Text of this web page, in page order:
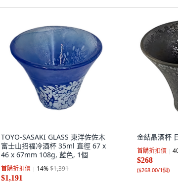
TOYO-SASAKI GLASS 東洋佐佐木
富士山招福冷酒杯 35ml 直徑 67 x
46 x 67mm 108g, 藍色, 1個
首購折扣價 14%$1,391
$1,191
金結晶酒杯
首購折扣價
$268
($268.00/1個)